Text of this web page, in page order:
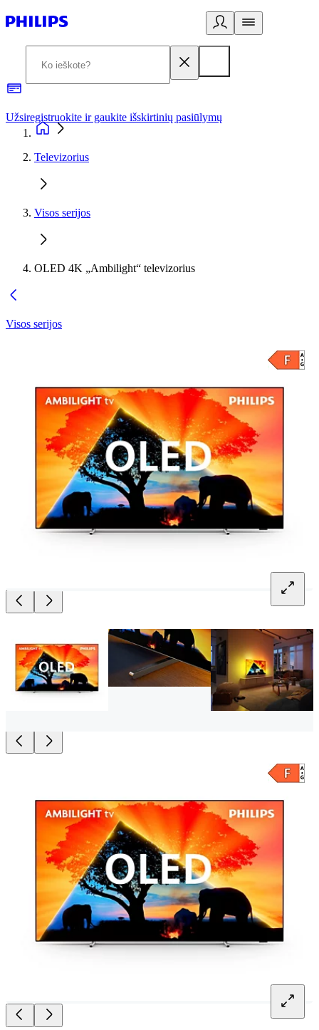
Užsiregistruokite ir gaukite išskirtinių pasiūlymų
Televizorius
Visos serijos
OLED 4K „Ambilight“ televizorius
Visos serijos